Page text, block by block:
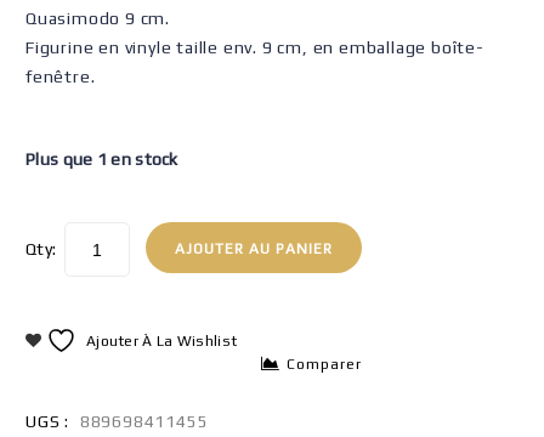
Quasimodo 9 cm.
Figurine en vinyle taille env. 9 cm, en emballage boîte-
fenêtre.
Plus que 1 en stock
Qty: AJOUTER AU PANIER
Ajouter À La Wishlist
Comparer
UGS :
889698411455